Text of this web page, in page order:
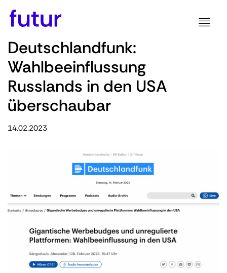
Deutschlandfunk:
Wahlbeeinflussung
Russlands in den USA
überschaubar
14.02.2023